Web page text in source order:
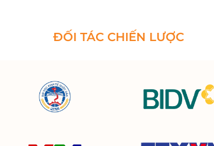
ĐỐI TÁC CHIẾN LƯỢC